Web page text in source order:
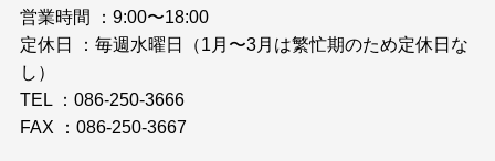
営業時間 ：9:00〜18:00
定休日 ：毎週水曜日（1月〜3月は繁忙期のため定休日な
し）
TEL ：086-250-3666
FAX ：086-250-3667